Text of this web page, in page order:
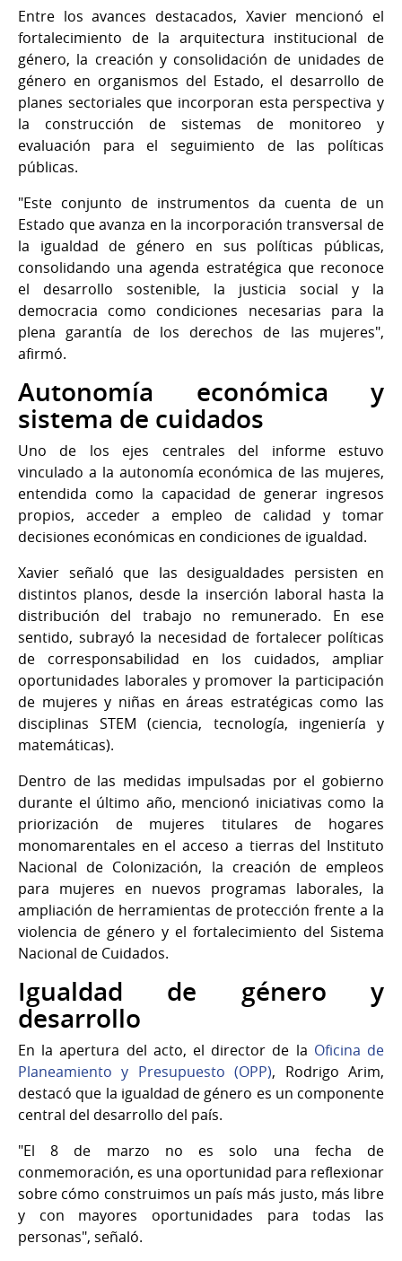
Entre los avances destacados, Xavier mencionó el
fortalecimiento de la arquitectura institucional de
género, la creación y consolidación de unidades de
género en organismos del Estado, el desarrollo de
planes sectoriales que incorporan esta perspectiva y
la construcción de sistemas de monitoreo y
evaluación para el seguimiento de las políticas
públicas.
"Este conjunto de instrumentos da cuenta de un
Estado que avanza en la incorporación transversal de
la igualdad de género en sus políticas públicas,
consolidando una agenda estratégica que reconoce
el desarrollo sostenible, la justicia social y la
democracia como condiciones necesarias para la
plena garantía de los derechos de las mujeres",
afirmó.
Autonomía económica y
sistema de cuidados
Uno de los ejes centrales del informe estuvo
vinculado a la autonomía económica de las mujeres,
entendida como la capacidad de generar ingresos
propios, acceder a empleo de calidad y tomar
decisiones económicas en condiciones de igualdad.
Xavier señaló que las desigualdades persisten en
distintos planos, desde la inserción laboral hasta la
distribución del trabajo no remunerado. En ese
sentido, subrayó la necesidad de fortalecer políticas
de corresponsabilidad en los cuidados, ampliar
oportunidades laborales y promover la participación
de mujeres y niñas en áreas estratégicas como las
disciplinas STEM (ciencia, tecnología, ingeniería y
matemáticas).
Dentro de las medidas impulsadas por el gobierno
durante el último año, mencionó iniciativas como la
priorización de mujeres titulares de hogares
monomarentales en el acceso a tierras del Instituto
Nacional de Colonización, la creación de empleos
para mujeres en nuevos programas laborales, la
ampliación de herramientas de protección frente a la
violencia de género y el fortalecimiento del Sistema
Nacional de Cuidados.
Igualdad de género y
desarrollo
En la apertura del acto, el director de la Oficina de
Planeamiento y Presupuesto (OPP), Rodrigo Arim,
destacó que la igualdad de género es un componente
central del desarrollo del país.
"El 8 de marzo no es solo una fecha de
conmemoración, es una oportunidad para reflexionar
sobre cómo construimos un país más justo, más libre
y con mayores oportunidades para todas las
personas", señaló.